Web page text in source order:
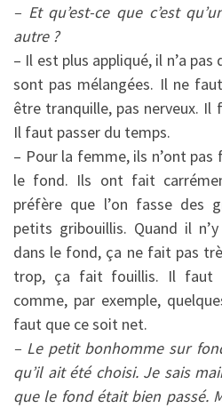
– Et qu’est-ce que c’est
autre ?
– Il est plus appliqué, il n’a
sont pas mélangées. Il ne
être tranquille, pas nerveux. Il
Il faut passer du temps.
– Pour la femme, ils n’ont
le fond. Ils ont fait
préfère que l’on fasse des
petits gribouillis. Quand il
dans le fond, ça ne fait pas
trop, ça fait fouillis. Il faut
comme, par exemple,
faut que ce soit net.
– Le petit bonhomme sur
qu’il ait été choisi. Je sais
que le fond était bien passé.